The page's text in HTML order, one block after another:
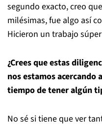
segundo exacto, creo
milésimas, fue algo así
Hicieron un trabajo
¿Crees que estas
nos estamos acercando
tiempo de tener algún
No sé si tiene que ver